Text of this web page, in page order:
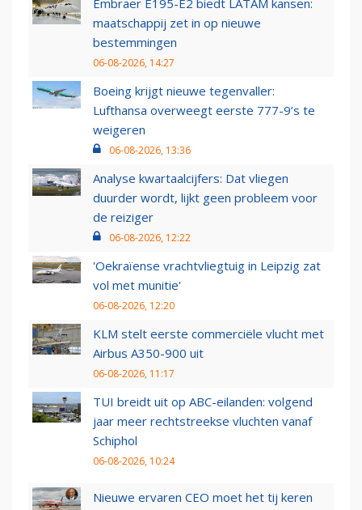
Embraer E195-E2 biedt LATAM kansen:
maatschappij zet in op nieuwe
bestemmingen
06-08-2026, 14:27
Boeing krijgt nieuwe tegenvaller:
Lufthansa overweegt eerste 777-9’s te
weigeren
06-08-2026, 13:36
Analyse kwartaalcijfers: Dat vliegen
duurder wordt, lijkt geen probleem voor
de reiziger
06-08-2026, 12:22
'Oekraïense vrachtvliegtuig in Leipzig zat
vol met munitie'
06-08-2026, 12:20
KLM stelt eerste commerciële vlucht met
Airbus A350-900 uit
06-08-2026, 11:17
TUI breidt uit op ABC-eilanden: volgend
jaar meer rechtstreekse vluchten vanaf
Schiphol
06-08-2026, 10:24
Nieuwe ervaren CEO moet het tij keren